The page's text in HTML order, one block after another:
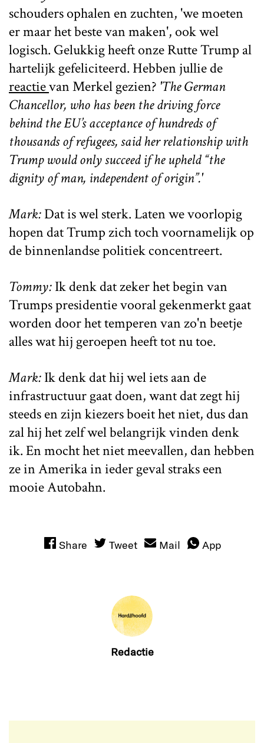
schouders ophalen en zuchten, 'we moeten
er maar het beste van maken', ook wel
logisch. Gelukkig heeft onze Rutte Trump al
hartelijk gefeliciteerd. Hebben jullie de
reactievan Merkel gezien? 'The German
Chancellor, who has been the driving force
behind the EU’s acceptance of hundreds of
thousands of refugees, said her relationship with
Trump would only succeed if he upheld “the
dignity of man, independent of origin”.'
Mark:Dat is wel sterk. Laten we voorlopig
hopen dat Trump zich toch voornamelijk op
de binnenlandse politiek concentreert.
Tommy:Ik denk dat zeker het begin van
Trumps presidentie vooral gekenmerkt gaat
worden door het temperen van zo'n beetje
alles wat hij geroepen heeft tot nu toe.
Mark:Ik denk dat hij wel iets aan de
infrastructuur gaat doen, want dat zegt hij
steeds en zijn kiezers boeit het niet, dus dan
zal hij het zelf wel belangrijk vinden denk
ik. En mocht het niet meevallen, dan hebben
ze in Amerika in ieder geval straks een
mooie Autobahn.
Share Tweet Mail App
Redactie